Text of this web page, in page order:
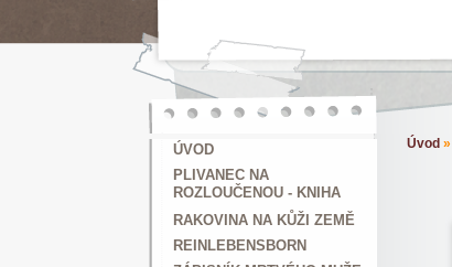
ÚVOD
PLIVANEC NA
ROZLOUČENOU - KNIHA
RAKOVINA NA KŮŽI ZEMĚ
REINLEBENSBORN
Úvod »